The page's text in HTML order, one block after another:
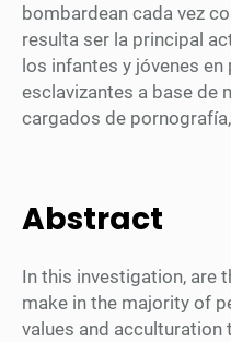
bombardean cada vez
resulta ser la principal
los infantes y jóvenes
esclavizantes a base de
cargados de
Abstract
In this investigation, are
make in the majority of
values and